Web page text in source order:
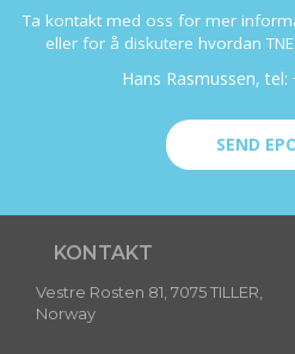
Ta kontakt med oss for mer
eller for å diskutere hvordan
Hans Rasmussen,
SEND
KONTAKT
Vestre Rosten 81, 7075 TILLER,
Norway